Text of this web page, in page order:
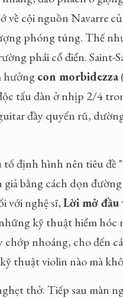
về cội nguồn Navarre
phóng túng. Thế
phái cổ điển. Saint-
hưởngcon morbidezza
tấu đàn ở nhịp 2/4
đầy quyến rũ,
tố định hình nên tiêu
bằng cách dọn
với nghệ sĩ,Lời mở
kỹ thuật hiểm hóc
nhoáng, cho đến
thuật violin nào mà
thở. Tiếp sau màn